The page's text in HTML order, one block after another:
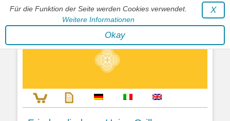
Für die Funktion der Seite werden Cookies verwendet.
Weitere Informationen
X
Okay
Stephan Wunderlich Verlag
Literatur zur Förderung der Gestaltfähigkeit des Lebens